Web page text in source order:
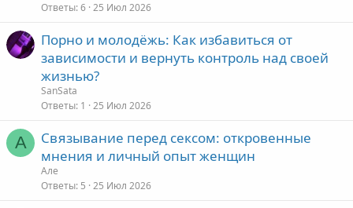
Ответы 6 25 Июл 2026
Порно и молодёжь: Как избавиться от
зависимости и вернуть контроль над своей
жизнью?
SanSata
Ответы 1 25 Июл 2026
А
Связывание перед сексом: откровенные
мнения и личный опыт женщин
Але
Ответы 5 25 Июл 2026